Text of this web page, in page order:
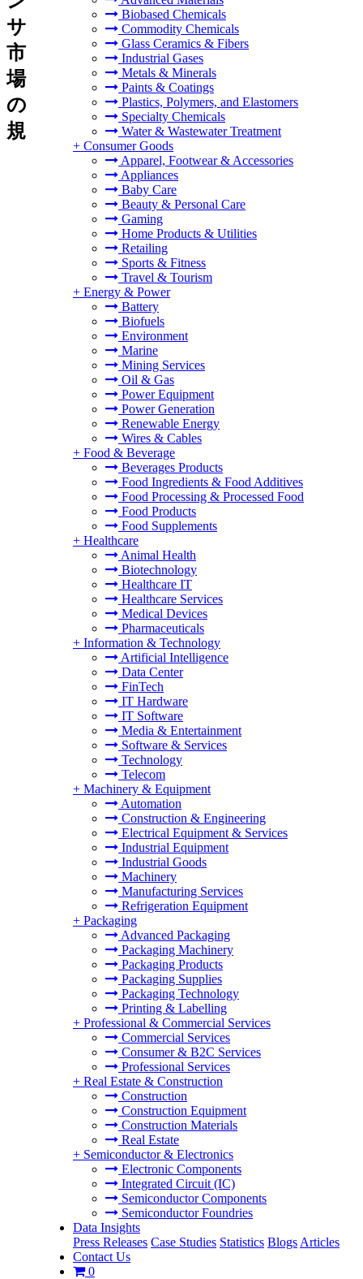
Biobased Chemicals
Commodity Chemicals
Glass Ceramics & Fibers
Industrial Gases
Metals & Minerals
Paints & Coatings
Plastics, Polymers, and Elastomers
Specialty Chemicals
Water & Wastewater Treatment
+ Consumer Goods
Apparel, Footwear & Accessories
Appliances
Baby Care
Beauty & Personal Care
Gaming
Home Products & Utilities
Retailing
Sports & Fitness
Travel & Tourism
+ Energy & Power
Battery
Biofuels
Environment
Marine
Mining Services
Oil & Gas
Power Equipment
Power Generation
Renewable Energy
Wires & Cables
+ Food & Beverage
Beverages Products
Food Ingredients & Food Additives
Food Processing & Processed Food
Food Products
Food Supplements
+ Healthcare
Animal Health
Biotechnology
Healthcare IT
Healthcare Services
Medical Devices
Pharmaceuticals
+ Information & Technology
Artificial Intelligence
Data Center
FinTech
IT Hardware
IT Software
Media & Entertainment
Software & Services
Technology
Telecom
+ Machinery & Equipment
Automation
Construction & Engineering
Electrical Equipment & Services
Industrial Equipment
Industrial Goods
Machinery
Manufacturing Services
Refrigeration Equipment
+ Packaging
Advanced Packaging
Packaging Machinery
Packaging Products
Packaging Supplies
Packaging Technology
Printing & Labelling
+ Professional & Commercial Services
Commercial Services
Consumer & B2C Services
Professional Services
+ Real Estate & Construction
Construction
Construction Equipment
Construction Materials
Real Estate
+ Semiconductor & Electronics
Electronic Components
Integrated Circuit (IC)
Semiconductor Components
Semiconductor Foundries
Data Insights
Press Releases Case Studies Statistics Blogs Articles
Contact Us
0
サ
市
場
の
規